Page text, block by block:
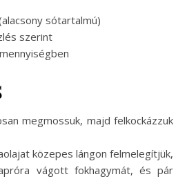
sótartalmú)
szerint
megmossuk, majd felkockázzuk
közepes lángon felmelegítjük,
vágott fokhagymát, és pár